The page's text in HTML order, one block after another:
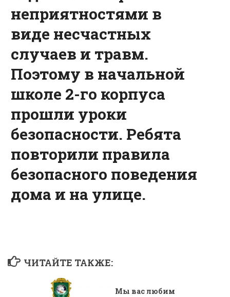
неприятностями в
виде несчастных
случаев и травм.
Поэтому в начальной
школе 2-го корпуса
прошли уроки
безопасности. Ребята
повторили правила
безопасного поведения
дома и на улице.
ЧИТАЙТЕ ТАКЖЕ:
Мы вас любим